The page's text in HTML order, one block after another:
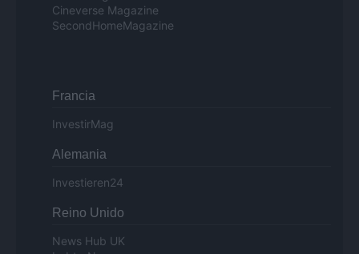
Cineverse Magazine
SecondHomeMagazine
Francia
InvestirMag
Alemania
Investieren24
Reino Unido
News Hub UK